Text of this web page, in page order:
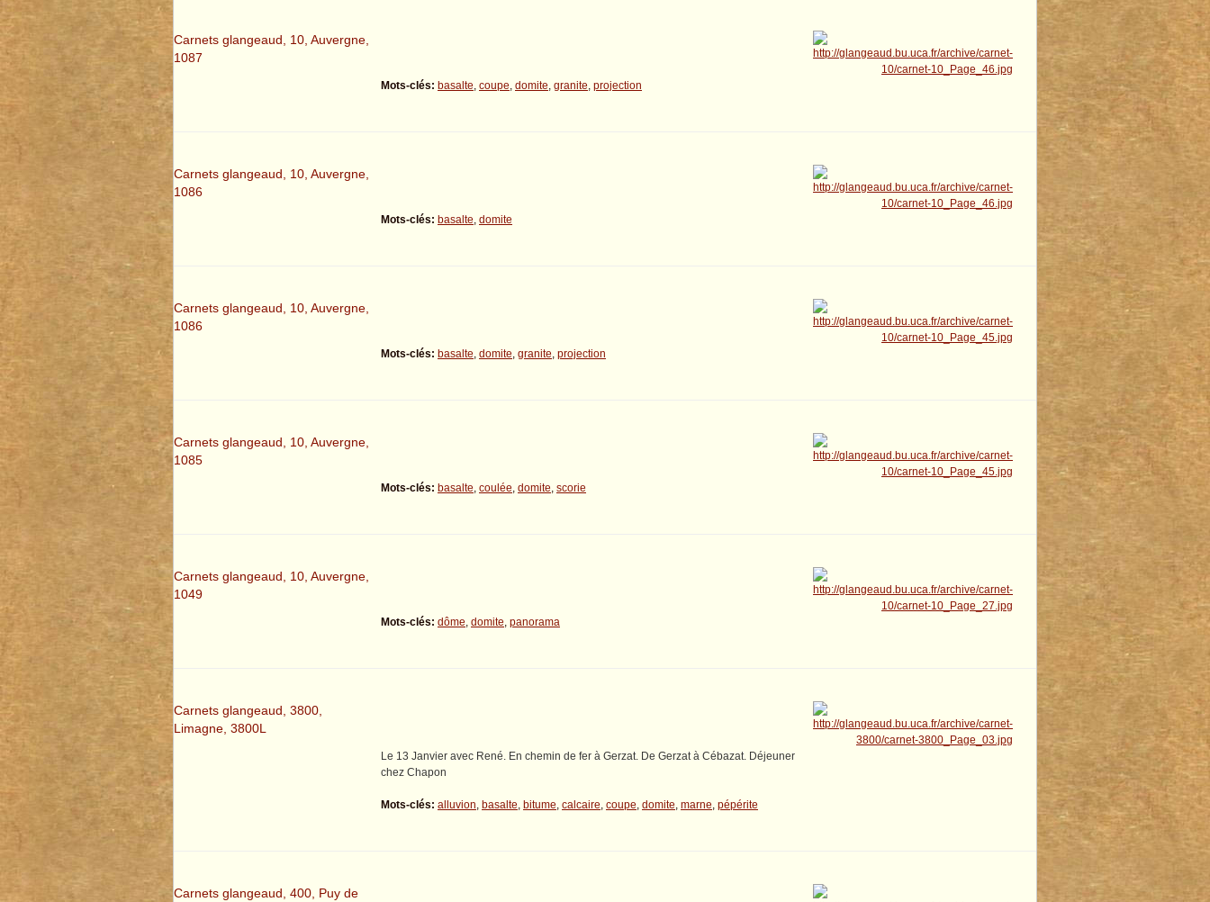
Carnets glangeaud, 10, Auvergne,
1087
Mots-clés: basalte, coupe, domite, granite, projection
Carnets glangeaud, 10, Auvergne,
1086
Mots-clés: basalte, domite
Carnets glangeaud, 10, Auvergne,
1086
Mots-clés: basalte, domite, granite, projection
Carnets glangeaud, 10, Auvergne,
1085
Mots-clés: basalte, coulée, domite, scorie
Carnets glangeaud, 10, Auvergne,
1049
Mots-clés: dôme, domite, panorama
Carnets glangeaud, 3800,
Limagne, 3800L
Le 13 Janvier avec René. En chemin de fer à Gerzat. De Gerzat à Cébazat. Déjeuner
chez Chapon
Mots-clés: alluvion, basalte, bitume, calcaire, coupe, domite, marne, pépérite
Carnets glangeaud, 400, Puy de